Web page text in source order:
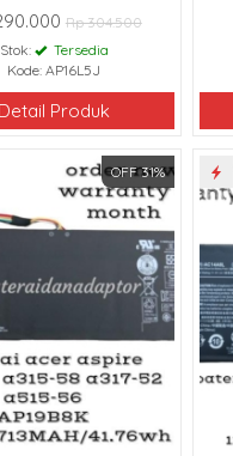
Rp 304.500
Stok:
Tersedia
Kode: AP16L5J
Detail Produk
OFF 31%